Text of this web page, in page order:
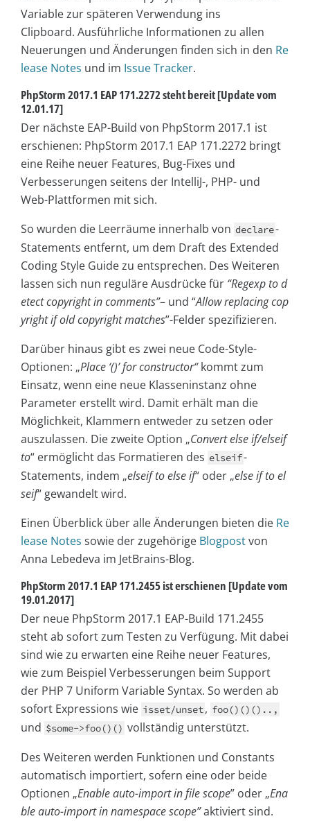
Variable zur späteren Verwendung ins
Clipboard. Ausführliche Informationen zu allen
Neuerungen und Änderungen finden sich in den Re
lease Notes und im Issue Tracker.
PhpStorm 2017.1 EAP 171.2272 steht bereit [Update vom
12.01.17]
Der nächste EAP-Build von PhpStorm 2017.1 ist
erschienen: PhpStorm 2017.1 EAP 171.2272 bringt
eine Reihe neuer Features, Bug-Fixes und
Verbesserungen seitens der IntelliJ-, PHP- und
Web-Plattformen mit sich.
So wurden die Leerräume innerhalb von declare-
Statements entfernt, um dem Draft des Extended
Coding Style Guide zu entsprechen. Des Weiteren
lassen sich nun reguläre Ausdrücke für “Regexp to d
etect copyright in comments”– und “Allow replacing cop
yright if old copyright matches”-Felder spezifizieren.
Darüber hinaus gibt es zwei neue Code-Style-
Optionen: „Place ‘()’ for constructor“kommt zum
Einsatz, wenn eine neue Klasseninstanz ohne
Parameter erstellt wird. Damit erhält man die
Möglichkeit, Klammern entweder zu setzen oder
auszulassen. Die zweite Option „Convert else if/elseif
to“ ermöglicht das Formatieren des elseif-
Statements, indem „elseif to else if“ oder „else if to el
seif“ gewandelt wird.
Einen Überblick über alle Änderungen bieten die Re
lease Notes sowie der zugehörige Blogpostvon
Anna Lebedeva im JetBrains-Blog.
PhpStorm 2017.1 EAP 171.2455 ist erschienen [Update vom
19.01.2017]
Der neue PhpStorm 2017.1 EAP-Build 171.2455
steht ab sofort zum Testen zu Verfügung. Mit dabei
sind wie zu erwarten eine Reihe neuer Features,
wie zum Beispiel Verbesserungen beim Support
der PHP 7 Uniform Variable Syntax. So werden ab
sofort Expressions wie isset/unset, foo()()()..,
und $some->foo()() vollständig unterstützt.
Des Weiteren werden Funktionen und Constants
automatisch importiert, sofern eine oder beide
Optionen „Enable auto-import in file scope” oder „Ena
ble auto-import in namespace scope”aktiviert sind.